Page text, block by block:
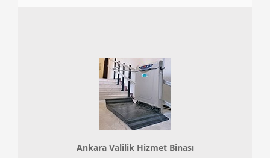
Ankara Valilik Hizmet Binası